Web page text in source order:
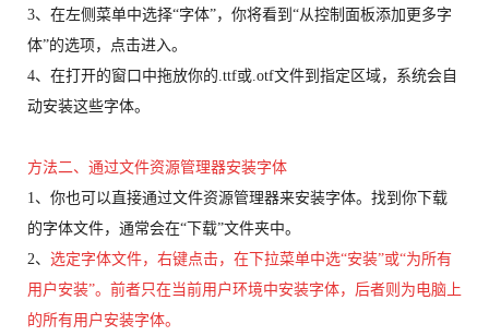
3、在左侧菜单中选择“字体”，你将看到“从控制面板添加更多字
体”的选项，点击进入。
4、在打开的窗口中拖放你的.ttf或.otf文件到指定区域，系统会自
动安装这些字体。
方法二、通过文件资源管理器安装字体
1、你也可以直接通过文件资源管理器来安装字体。找到你下载
的字体文件，通常会在“下载”文件夹中。
2、 选定字体文件，右键点击，在下拉菜单中选“安装”或“为所有
用户安装”。前者只在当前用户环境中安装字体，后者则为电脑上
的所有用户安装字体。